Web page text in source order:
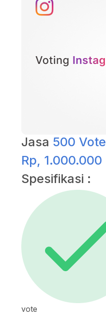
Jasa 500 Vote
Rp, 1.000.000
Spesifikasi :
vote